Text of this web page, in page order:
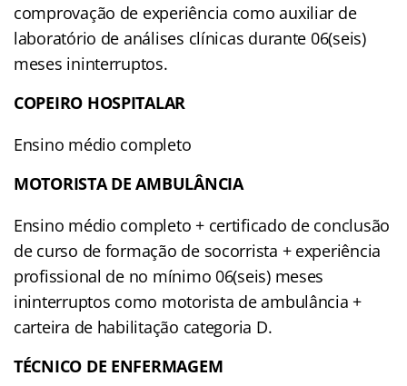
comprovação de experiência como auxiliar de
laboratório de análises clínicas durante 06(seis)
meses ininterruptos.
COPEIRO HOSPITALAR
Ensino médio completo
MOTORISTA DE AMBULÂNCIA
Ensino médio completo + certificado de conclusão
de curso de formação de socorrista + experiência
profissional de no mínimo 06(seis) meses
ininterruptos como motorista de ambulância +
carteira de habilitação categoria D.
TÉCNICO DE ENFERMAGEM